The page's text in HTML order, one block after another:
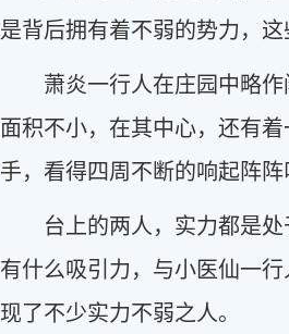
是背后拥有着不弱的势力，
萧炎一行人在庄园中略
面积不小，在其中心，还有
手，看得四周不断的响起阵阵
台上的两人，实力都是
有什么吸引力，与小医仙一
现了不少实力不弱之人。